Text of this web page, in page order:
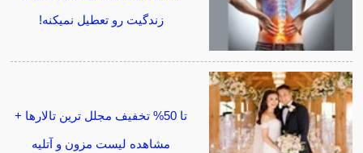
زندگیت رو تعطیل نمیکنه!
تا 50% تخفیف مجلل ترین تالارها +
مشاهده لیست مزون و آتلیه